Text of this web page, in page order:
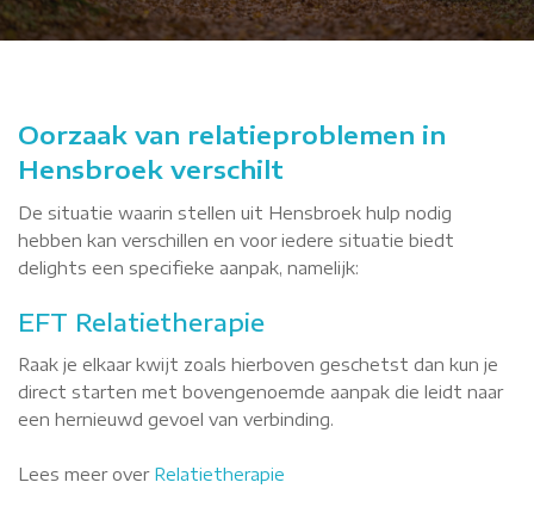
Oorzaak van relatieproblemen in
Hensbroek verschilt
De situatie waarin stellen uit Hensbroek hulp nodig
hebben kan verschillen en voor iedere situatie biedt
delights een specifieke aanpak, namelijk:
EFT Relatietherapie
Raak je elkaar kwijt zoals hierboven geschetst dan kun je
direct starten met bovengenoemde aanpak die leidt naar
een hernieuwd gevoel van verbinding.
Lees meer over Relatietherapie